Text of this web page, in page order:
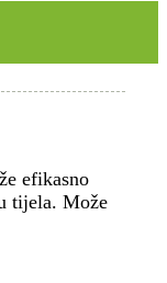
efikasno
tijela. Može